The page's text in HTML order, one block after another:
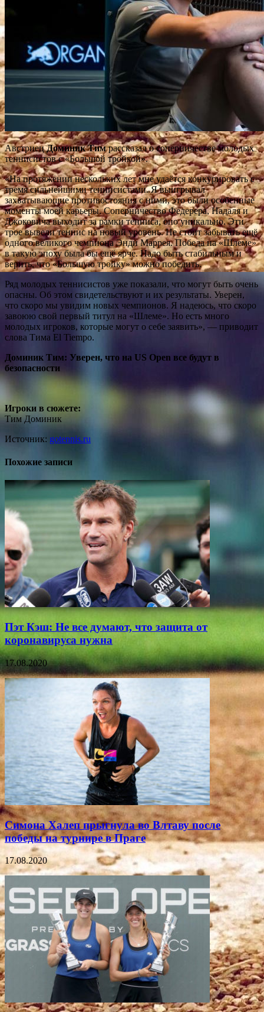
АвстриецДоминик Тимрассказал о соперничестве молодых
теннисистов с «Большой тройкой».
«На протяжении нескольких лет мне удаётся конкурировать с
тремя сильнейшими теннисистами. Я выигрывал
захватывающие противостояния с ними, это были особенные
моменты моейкарьеры. Соперничество Федерера, Надаля и
Джоковича выходит за рамки тенниса, оно уникально. Эти
трое вывели теннис на новый уровень. Не стоит забывать ещё
одного великого чемпиона Энди Маррея. Победа на «Шлеме»
в такую эпоху была бы ещё ярче. Надо быть стабильным и
верить, что «Большую тройку» можно победить.
Ряд молодых теннисистов уже показали, что могут быть очень
опасны. Об этом свидетельствуют и их результаты. Уверен,
что скоро мы увидим новых чемпионов. Я надеюсь, что скоро
завоюю свой первый титул на «Шлеме». Но есть много
молодых игроков, которые могут о себе заявить», — приводит
слова Тима El Tiempo.
Доминик Тим: Уверен, что на US Open все будут в
безопасности
Игроки в сюжете:
Тим Доминик
Источник: gotennis.ru
Похожие записи
Пэт Кэш: Не все думают, что защита от
коронавируса нужна
17.08.2020
Симона Халеп прыгнула во Влтаву после
победы на турнире в Праге
17.08.2020